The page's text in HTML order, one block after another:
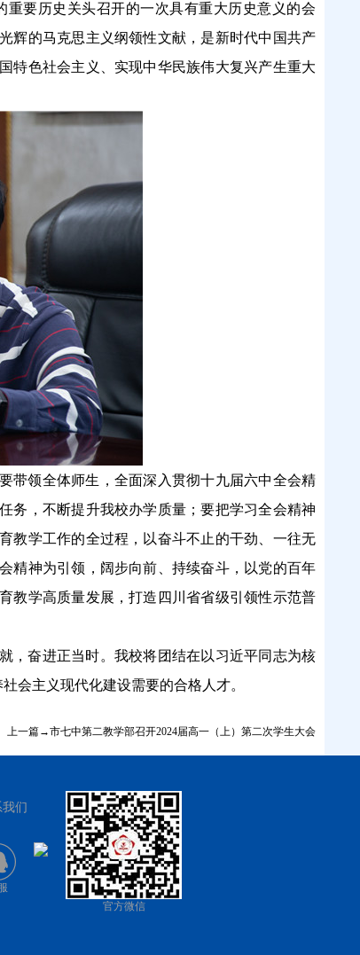
要历史关头召开的一次具有重大历史意义的会
辉的马克思主义纲领性文献，是新时代中国共产
特色社会主义、实现中华民族伟大复兴产生重大
带领全体师生，全面深入贯彻十九届六中全会精
务，不断提升我校办学质量；要把学习全会精神
教学工作的全过程，以奋斗不止的干劲、一往无
精神为引领，阔步向前、持续奋斗，以党的百年
教学高质量发展，打造四川省省级引领性示范普
，奋进正当时。我校将团结在以习近平同志为核
会主义现代化建设需要的合格人才。
上一篇→市七中第二教学部召开2024届高一（上）第二次学生大会
们
官方微信